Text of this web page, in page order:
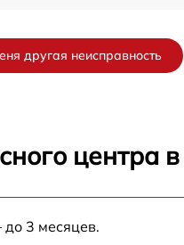
от 60 мин
другая неисправность
центра
3 месяцев.